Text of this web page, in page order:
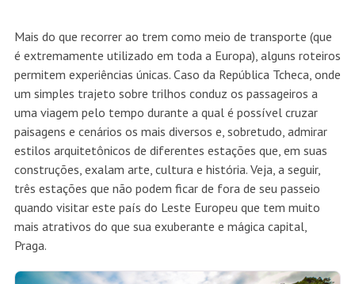
Mais do que recorrer ao trem como meio de transporte (que
é extremamente utilizado em toda a Europa), alguns roteiros
permitem experiências únicas. Caso da República Tcheca, onde
um simples trajeto sobre trilhos conduz os passageiros a
uma viagem pelo tempo durante a qual é possível cruzar
paisagens e cenários os mais diversos e, sobretudo, admirar
estilos arquitetônicos de diferentes estações que, em suas
construções, exalam arte, cultura e história. Veja, a seguir,
três estações que não podem ficar de fora de seu passeio
quando visitar este país do Leste Europeu que tem muito
mais atrativos do que sua exuberante e mágica capital,
Praga.